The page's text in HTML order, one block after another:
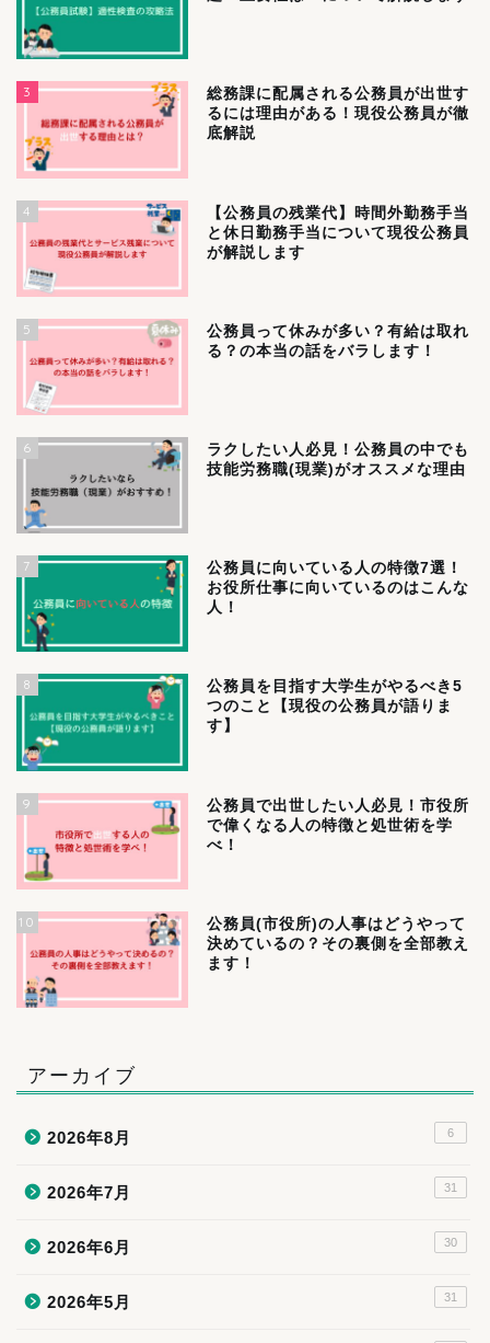
3
総務課に配属される公務員が出世す
るには理由がある！現役公務員が徹
底解説
4
【公務員の残業代】時間外勤務手当
と休日勤務手当について現役公務員
が解説します
5
公務員って休みが多い？有給は取れ
る？の本当の話をバラします！
6
ラクしたい人必見！公務員の中でも
技能労務職(現業)がオススメな理由
7
公務員に向いている人の特徴7選！
お役所仕事に向いているのはこんな
人！
8
公務員を目指す大学生がやるべき5
つのこと【現役の公務員が語りま
す】
9
公務員で出世したい人必見！市役所
で偉くなる人の特徴と処世術を学
べ！
10
公務員(市役所)の人事はどうやって
決めているの？その裏側を全部教え
ます！
アーカイブ
2026年8月 6
2026年7月 31
2026年6月 30
2026年5月 31